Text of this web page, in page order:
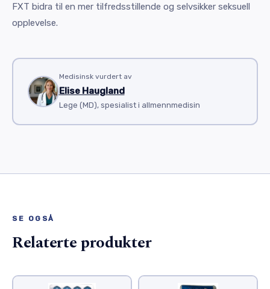
FXT bidra til en mer tilfredsstillende og selvsikker seksuell
opplevelse.
Medisinsk vurdert av
Elise Haugland
Lege (MD), spesialist i allmennmedisin
SE OGSÅ
Relaterte produkter